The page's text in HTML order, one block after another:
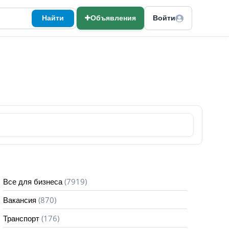
Найти Объявления Войти
Все для бизнеса (7919)
Вакансия (870)
Транспорт (176)